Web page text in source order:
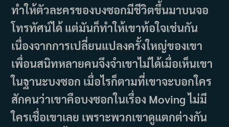
ทำให้ตัวละครของบงซอกมีชีวิตขึ้นมาบนจอ
โทรทัศน์ได้ แต่มันก็ทำให้เขาท้อใจเช่นกัน
เนื่องจากการเปลี่ยนแปลงครั้งใหญ่ของเขา
เพื่อนสนิทหลายคนจึงจำเขาไม่ได้เมื่อเห็นเขา
ในฐานะบงซอก เมื่อไรก็ตามที่เขาจะบอกใคร
สักคนว่าเขาคือบงซอกในเรื่อง Moving ไม่มี
ใครเชื่อเขาเลย เพราะพวกเขาดูแตกต่างกัน